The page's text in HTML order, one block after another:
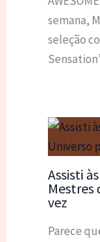
semana,
seleção
Assisti
Mestres
vez
Parece